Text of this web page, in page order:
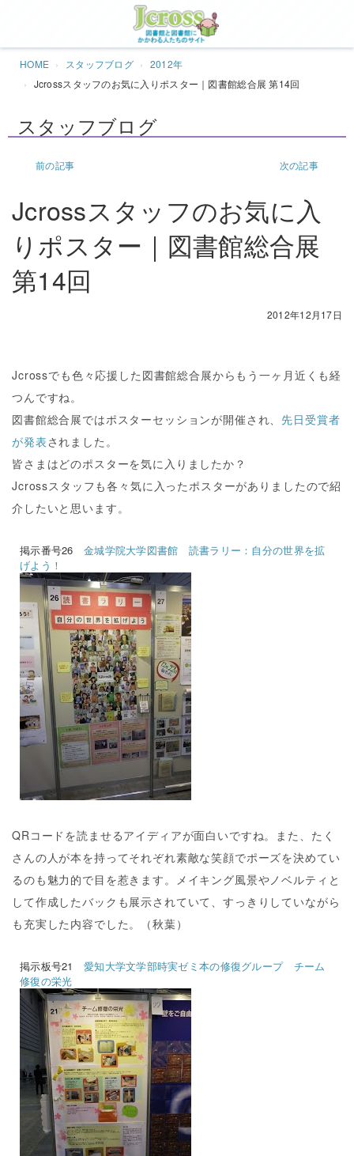
HOME スタッフブログ
2012年
Jcrossスタッフのお気に入りポスター｜図書館総合展 第14回
スタッフブログ
前の記事 次の記事
Jcrossスタッフのお気に入
りポスター｜図書館総合展
第14回
2012年12月17日
Jcrossでも色々応援した図書館総合展からもう一ヶ月近くも経
つんですね。
図書館総合展ではポスターセッションが開催され、先日受賞者
が発表 されました。
皆さまはどのポスターを気に入りましたか？
Jcrossスタッフも各々気に入ったポスターがありましたので紹
介したいと思います。
掲示番号26 金城学院大学図書館 読書ラリー：自分の世界を拡
げよう！
QRコードを読ませるアイディアが面白いですね。また、たく
さんの人が本を持ってそれぞれ素敵な笑顔でポーズを決めてい
るのも魅力的で目を惹きます。メイキング風景やノベルティと
して作成したバックも展示されていて、すっきりしていながら
も充実した内容でした。（秋葉）
掲示板号21 愛知大学文学部時実ゼミ本の修復グループ チーム
修復の栄光